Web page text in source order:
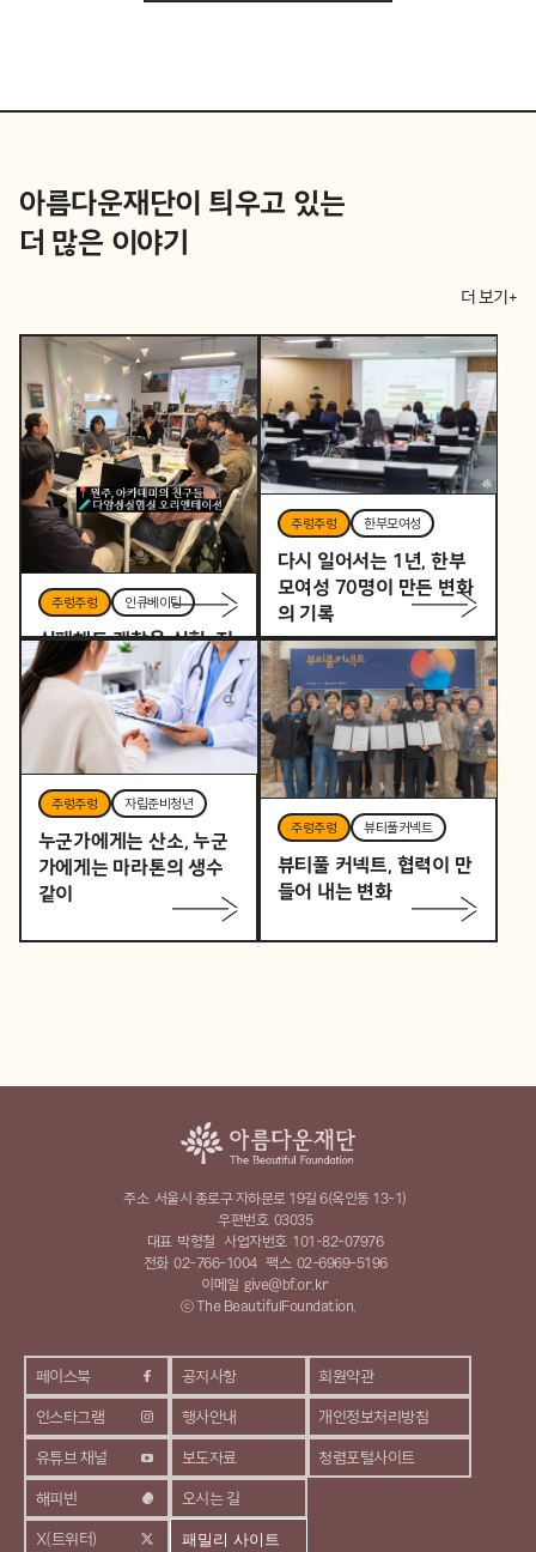
아름다운재단이 틔우고 있는
더 많은 이야기
더 보기+
주렁주렁 인큐베이팅
실패해도 괜찮은 실험, 지
역을 바꾸는 작은 시작
주렁주렁 한부모여성
다시 일어서는 1년, 한부
모여성 70명이 만든 변화
의 기록
주렁주렁 자립준비청년
누군가에게는 산소, 누군
가에게는 마라톤의 생수
같이
주렁주렁 뷰티풀커넥트
뷰티풀 커넥트, 협력이 만
들어 내는 변화
페이스북
인스타그램
유튜브 채널
해피빈
X(트위터)
공지사항
행사안내
보도자료
오시는 길
회원약관
개인정보처리방침
청렴포털사이트
주소 서울시 종로구 자하문로 19길 6(옥인동 13-1)
우편번호 03035
대표 박형철 사업자번호 101-82-07976
전화 02-766-1004 팩스 02-6969-5196
이메일 give@bf.or.kr
ⓒ The BeautifulFoundation.